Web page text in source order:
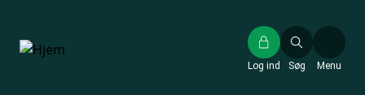
hovedindhold
Søg
Log ind Menu